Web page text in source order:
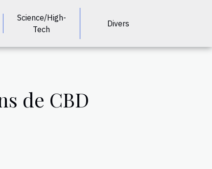
Science/High-
Tech
Divers
de CBD